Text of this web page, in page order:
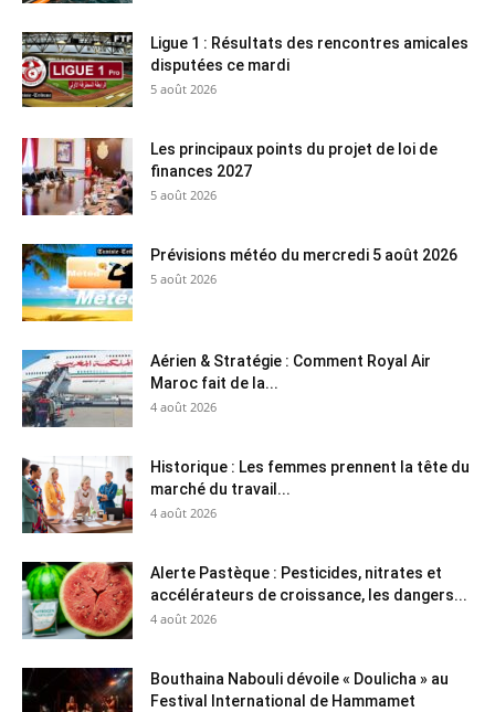
Ligue 1 : Résultats des rencontres amicales
disputées ce mardi
5 août 2026
Les principaux points du projet de loi de
finances 2027
5 août 2026
Prévisions météo du mercredi 5 août 2026
5 août 2026
Aérien & Stratégie : Comment Royal Air
Maroc fait de la...
4 août 2026
Historique : Les femmes prennent la tête du
marché du travail...
4 août 2026
Alerte Pastèque : Pesticides, nitrates et
accélérateurs de croissance, les dangers...
4 août 2026
Bouthaina Nabouli dévoile « Doulicha » au
Festival International de Hammamet